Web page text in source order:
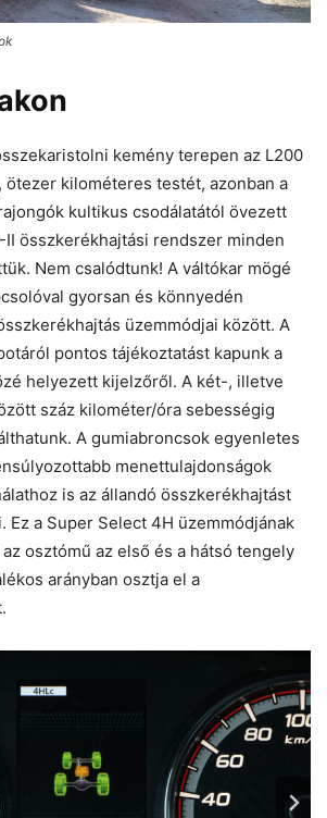
kemény terepen az L200
ötezer kilométeres testét, azonban a
kultikus csodálatától övezett
összkerékhajtási rendszer minden
Nem csalódtunk! A váltókar mögé
gyorsan és könnyedén
üzemmódjai között. A
pontos tájékoztatást kapunk a
helyezett kijelzőről. A két-, illetve
száz kilométer/óra sebességig
A gumiabroncsok egyenletes
menettulajdonságok
is az állandó összkerékhajtást
Ez a Super Select 4H üzemmódjának
osztómű az első és a hátsó tengely
arányban osztja el a